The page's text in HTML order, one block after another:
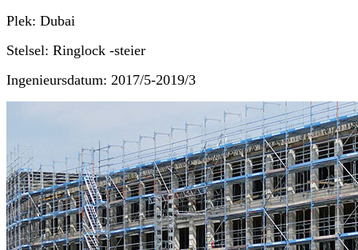
Plek: Dubai
Stelsel: Ringlock -steier
Ingenieursdatum: 2017/5-2019/3